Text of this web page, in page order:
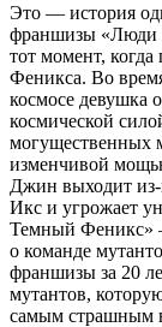
Это — история
франшизы «Люди
тот момент, когда
Феникса. Во
космосе девушка
космической
могущественных
изменчивой
Джин выходит из-
Икс и угрожает
Темный Феникс»
о команде
франшизы за 20
мутантов,
самым страшным